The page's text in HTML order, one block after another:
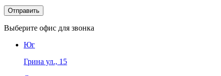
Выберите офис для звонка
Юг
Грина ул., 15